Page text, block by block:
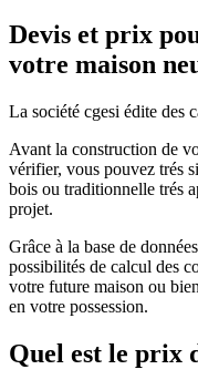
Devis et prix
votre maison
La société cgesi édite des
Avant la construction de
vérifier, vous pouvez trés
bois ou traditionnelle trés
projet.
Grâce à la base de
possibilités de calcul des
votre future maison ou
en votre possession.
Quel est le prix